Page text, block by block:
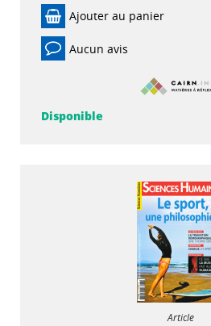
Ajouter au panier
Aucun avis
Disponible
Article